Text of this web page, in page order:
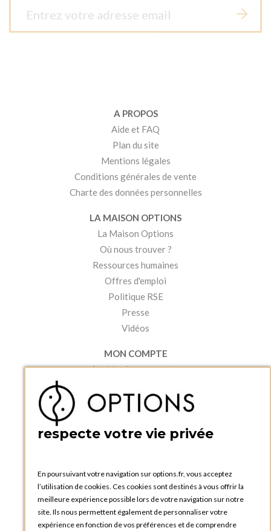
A PROPOS
Aide et FAQ
Plan du site
Mentions légales
Conditions générales de vente
Charte des données personnelles
LA MAISON OPTIONS
La Maison Options
Où nous trouver ?
Ressources humaines
Offres d'emploi
Politique RSE
Presse
Vidéos
MON COMPTE
Accéder à mon compte
Créer un compte
PRATIQUE
Catalogues et bons de commande
Tutoriels
respecte votre vie privée
En poursuivant votre navigation sur options.fr, vous acceptez
l’utilisation de cookies. Ces cookies sont destinés à vous offrir la
meilleure expérience possible lors de votre navigation sur notre
site. Ils nous permettent également de personnaliser votre
expérience en fonction de vos préférences et de comprendre